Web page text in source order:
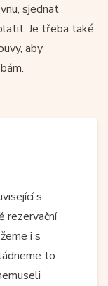
sjednat
Je třeba také
aby
s
rezervační
i s
to